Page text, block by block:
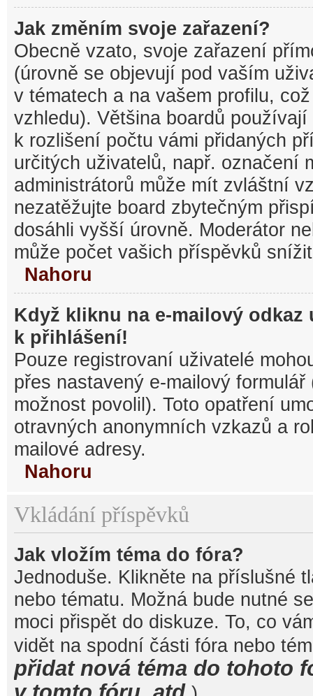
Jak změním svoje zařazení?
Obecně vzato, svoje zařazení
(úrovně se objevují pod vaším
v tématech a na vašem profilu,
vzhledu). Většina boardů
k rozlišení počtu vámi přidaných
určitých uživatelů, např. označení
administrátorů může mít zvláštní
nezatěžujte board zbytečným
dosáhli vyšší úrovně. Moderátor
může počet vašich příspěvků
Nahoru
Když kliknu na e-mailový odkaz
k přihlášení!
Pouze registrovaní uživatelé
přes nastavený e-mailový
možnost povolil). Toto opatření
otravných anonymních vzkazů a
mailové adresy.
Nahoru
Vkládání příspěvků
Jak vložím téma do fóra?
Jednoduše. Klikněte na příslušné
nebo tématu. Možná bude nutné
moci přispět do diskuze. To, co
vidět na spodní části fóra nebo
přidat nová téma do tohoto